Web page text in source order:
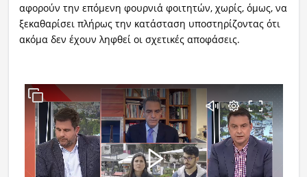
αφορούν την επόμενη φουρνιά φοιτητών, χωρίς, όμως, να
ξεκαθαρίσει πλήρως την κατάσταση υποστηρίζοντας ότι
ακόμα δεν έχουν ληφθεί οι σχετικές αποφάσεις.